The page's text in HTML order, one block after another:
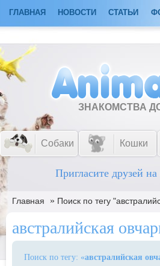
ГЛАВНАЯ НОВОСТИ СТАТЬИ
ЗНАКОМСТВА
Собаки Кошки
Пригласите друзей на
Главная » Поиск по тегу
австралийская
Поиск по тегу: «австралийская